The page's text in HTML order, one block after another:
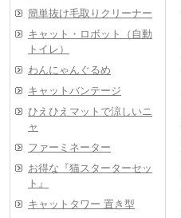
簡単抜け毛取りクリーナー
キャット・ロボット（自動
トイレ）
わんにゃんぐるめ
キャットバンテージ
ひえひえマットで涼しいニ
ャ
ファーミネーター
お得な『猫スターターセッ
ト』
キャットタワー 置き型